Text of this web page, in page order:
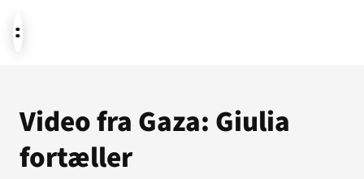
Aktuelt
Video fra Gaza: Giulia
fortæller